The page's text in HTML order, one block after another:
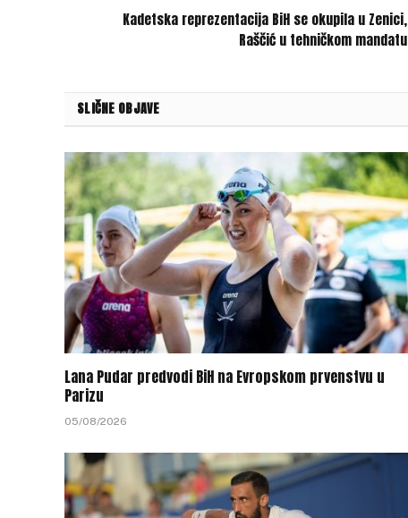
Kadetska reprezentacija BiH se okupila u Zenici,
Raščić u tehničkom mandatu
SLIČNE OBJAVE
Lana Pudar predvodi BiH na Evropskom prvenstvu u
Parizu
05/08/2026